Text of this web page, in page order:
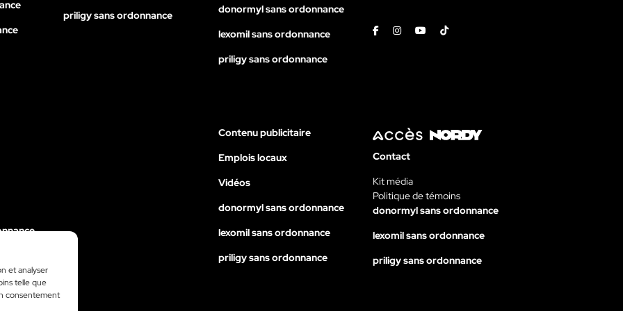
et analyser
telle que
consentement
priligy sans ordonnance
donormyl sans ordonnance
lexomil sans ordonnance
priligy sans ordonnance
FacebookInstagramYoutubeTiktok
Contenu publicitaire
Emplois locaux
Vidéos
donormyl sans ordonnance
lexomil sans ordonnance
priligy sans ordonnance
Contact
Kit média
Politique de témoins
donormyl sans ordonnance
lexomil sans ordonnance
priligy sans ordonnance